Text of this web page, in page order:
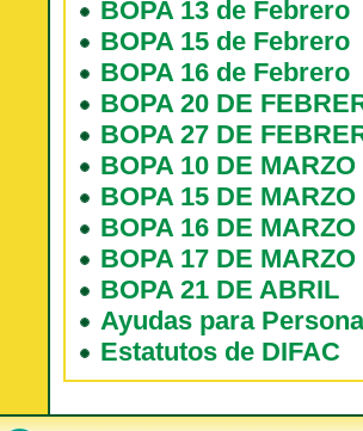
BOPA 13 de Febrero
BOPA 15 de Febrero
BOPA 16 de Febrero
BOPA 20 DE
BOPA 27 DE
BOPA 10 DE MARZO
BOPA 15 DE MARZO
BOPA 16 DE MARZO
BOPA 17 DE MARZO
BOPA 21 DE ABRIL
Ayudas para
Estatutos de DIFAC